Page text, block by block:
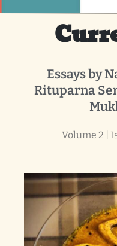
Essays by
Rituparna
Volume 2 |